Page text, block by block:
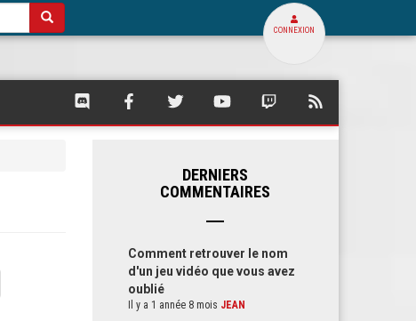
CONNEXION
SQUARE
SQUARE SQUARE SQUARE SQUARE
DERNIERS
COMMENTAIRES
Comment retrouver le nom
d'un jeu vidéo que vous avez
oublié
Il y a 1 année 8 mois JEAN